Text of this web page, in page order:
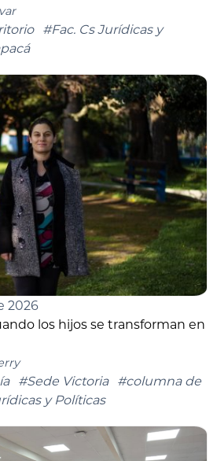
#Fac. Cs Jurídicas y
2026
los hijos se transforman en
#Sede Victoria
#columna de
y Políticas